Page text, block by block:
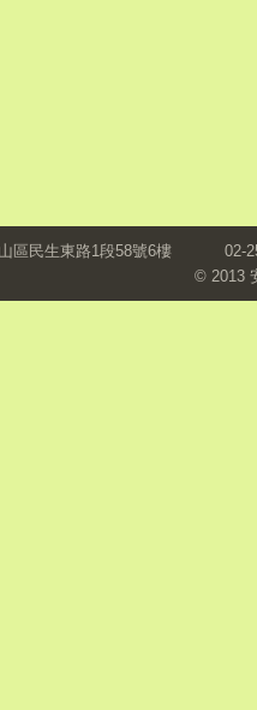
區民生東路1段58號6樓
02-
© 2013